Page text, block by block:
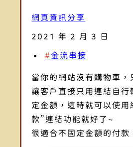
網頁資訊分享
2021 年 2 月 3 日
金流串接
當你的網站沒有購物車
讓客戶直接只用連結自
定金額，這時就可以使
款”連結功能就好了~
很適合不固定金額的付